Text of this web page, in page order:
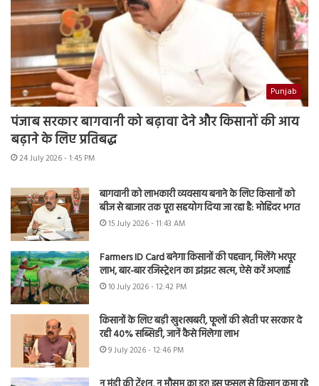
Punjab
पंजाब सरकार बागवानी को बढ़ावा देने और किसानों की आय
बढ़ाने के लिए प्रतिबद्ध
24 July 2026 - 1:45 PM
बागवानी को लाभकारी व्यवसाय बनाने के लिए किसानों को
बीज से बाजार तक पूरा सहयोग दिया जा रहा है: मोहिंदर भगत
15 July 2026 - 11:43 AM
Farmers ID Card बनेगा किसानों की पहचान, मिलेंगे भरपूर
लाभ, बार-बार रजिस्ट्रेशन का झंझट खत्म, ऐसे करें अप्लाई
10 July 2026 - 12:42 PM
किसानों के लिए बड़ी खुशखबरी, फूलों की खेती पर सरकार दे
रही 40% सब्सिडी, जानें कैसे मिलेगा लाभ
9 July 2026 - 12:46 PM